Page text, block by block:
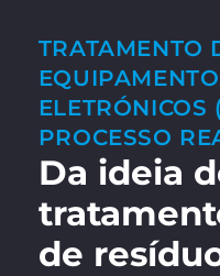
TRATAMENTO
ELETRÓNICOS
PROCESSO
Da ideia
de